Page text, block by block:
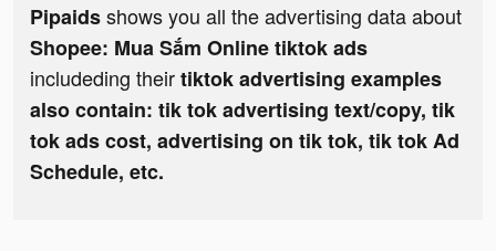
Pipaidsshows you all the advertising data about
Shopee: Mua Sắm Online tiktok ads
includeding theirtiktok advertising examples
also contain: tik tok advertising text/copy, tik
tok ads cost, advertising on tik tok, tik tok Ad
Schedule, etc.